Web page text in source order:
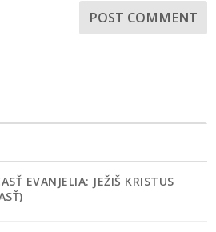
EVANJELIA: JEŽIŠ KRISTUS